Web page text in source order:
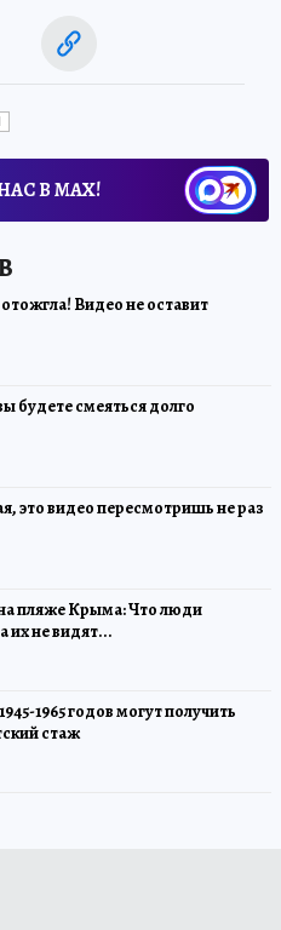
В МАХ!
Видео не оставит
будете смеяться долго
это видео пересмотришь не раз
пляже Крыма: Что люди
их не видят...
1965 годов могут получить
стаж